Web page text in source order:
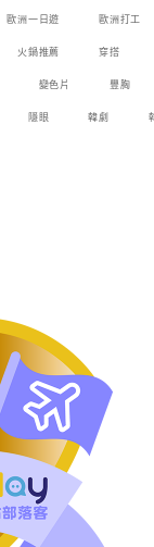
歐洲一日遊 歐洲打工
火鍋推薦 穿搭
變色片 豐胸
隱眼 韓劇